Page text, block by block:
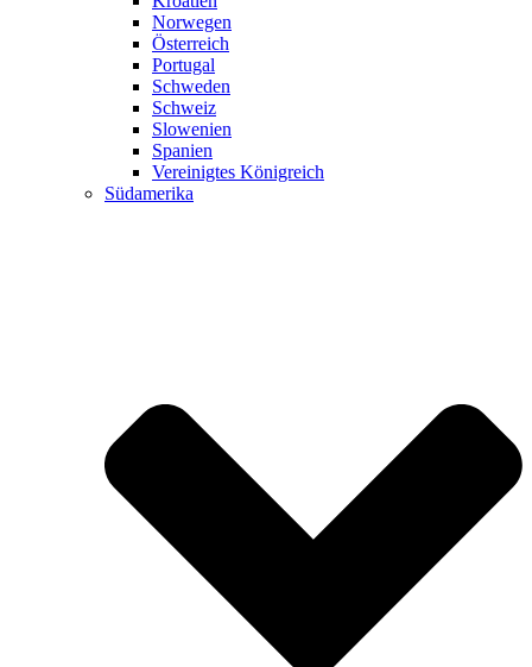
Norwegen
Österreich
Portugal
Schweden
Schweiz
Slowenien
Spanien
Vereinigtes Königreich
Südamerika